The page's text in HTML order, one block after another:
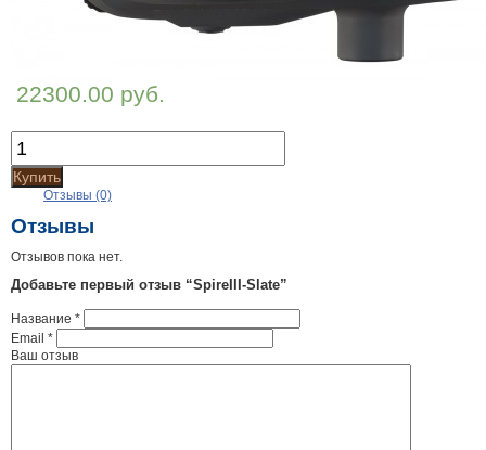
22300.00 руб.
Купить
Отзывы (0)
Отзывы
Отзывов пока нет.
Добавьте первый отзыв “SpireIII-Slate”
Название *
Email *
Ваш отзыв